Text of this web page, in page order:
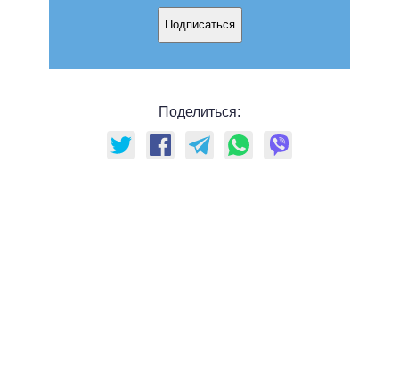
Подписаться
Поделиться: